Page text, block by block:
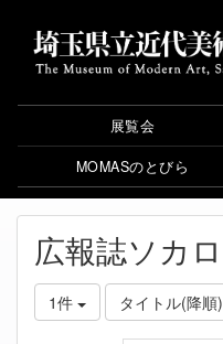
展覧会
MOMASのとびら
広報誌ソカロ
1件 タイトル(降順)